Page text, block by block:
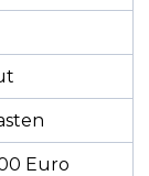
Euro